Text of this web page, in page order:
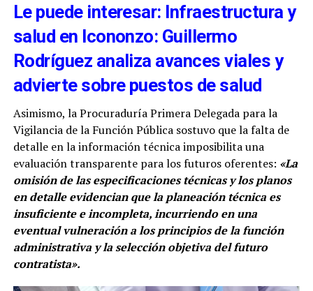
Le puede interesar: Infraestructura y
salud en Icononzo: Guillermo
Rodríguez analiza avances viales y
advierte sobre puestos de salud
Asimismo, la Procuraduría Primera Delegada para la
Vigilancia de la Función Pública sostuvo que la falta de
detalle en la información técnica imposibilita una
evaluación transparente para los futuros oferentes: «La
omisión de las especificaciones técnicas y los planos
en detalle evidencian que la planeación técnica es
insuficiente e incompleta, incurriendo en una
eventual vulneración a los principios de la función
administrativa y la selección objetiva del futuro
contratista».